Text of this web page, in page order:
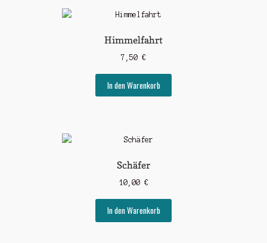
Himmelfahrt
7,50 €
In den Warenkorb
Schäfer
10,00 €
In den Warenkorb